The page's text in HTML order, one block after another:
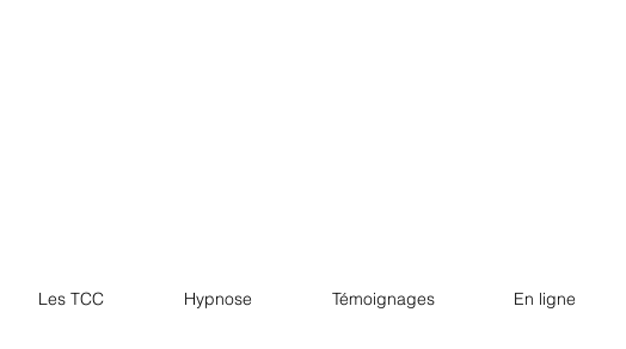
Les TCC Hypnose Témoignages En ligne